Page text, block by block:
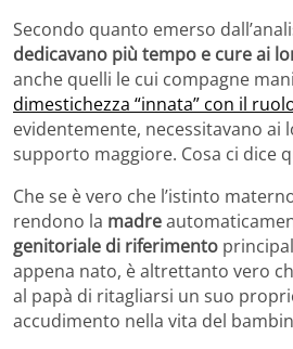
Secondo quanto emerso
dedicavano più tempo e cure ai
anche quelli le cui compagne
dimestichezza “innata” con il
evidentemente, necessitavano ai
supporto maggiore. Cosa ci dice
Che se è vero che l’istinto
rendono la madre
genitoriale di riferimento
appena nato, è altrettanto vero
al papà di ritagliarsi un suo
accudimento nella vita del